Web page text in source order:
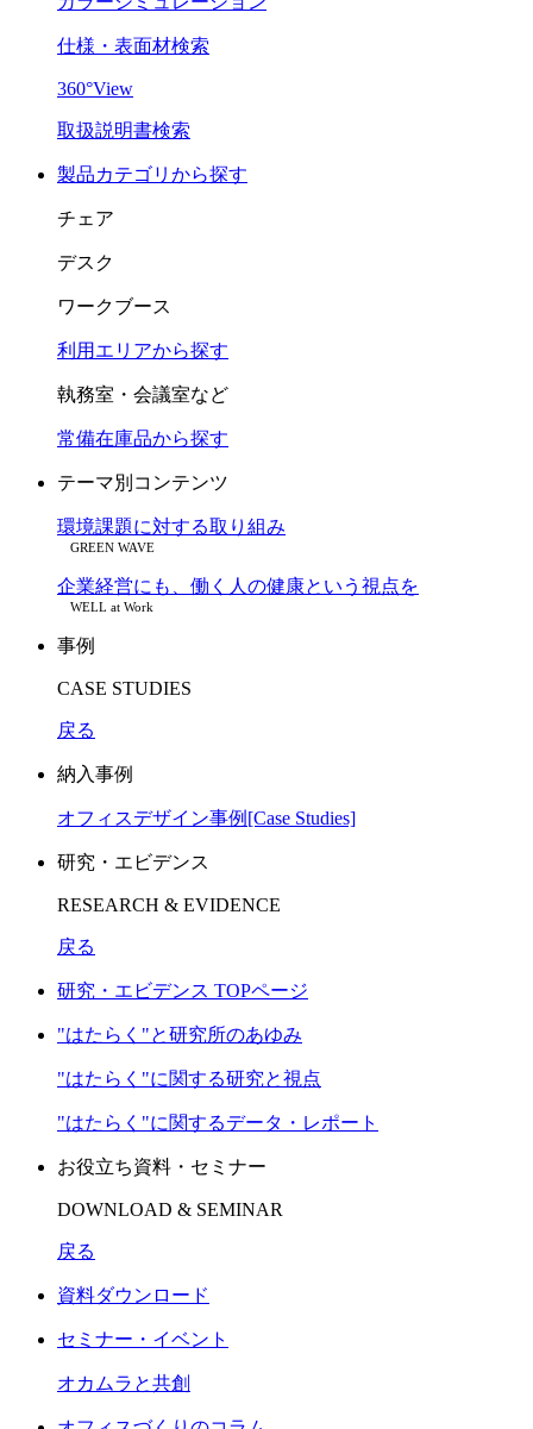
仕様・表面材検索
360°View
取扱説明書検索
製品カテゴリから探す
チェア
デスク
ワークブース
利用エリアから探す
執務室・会議室など
常備在庫品から探す
テーマ別コンテンツ
環境課題に対する取り組み
GREEN WAVE
企業経営にも、働く人の健康という視点を
WELL at Work
事例
CASE STUDIES
戻る
納入事例
オフィスデザイン事例[Case Studies]
研究・エビデンス
RESEARCH & EVIDENCE
戻る
研究・エビデンス TOPページ
"はたらく"と研究所のあゆみ
"はたらく"に関する研究と視点
"はたらく"に関するデータ・レポート
お役立ち資料・セミナー
DOWNLOAD & SEMINAR
戻る
資料ダウンロード
セミナー・イベント
オカムラと共創